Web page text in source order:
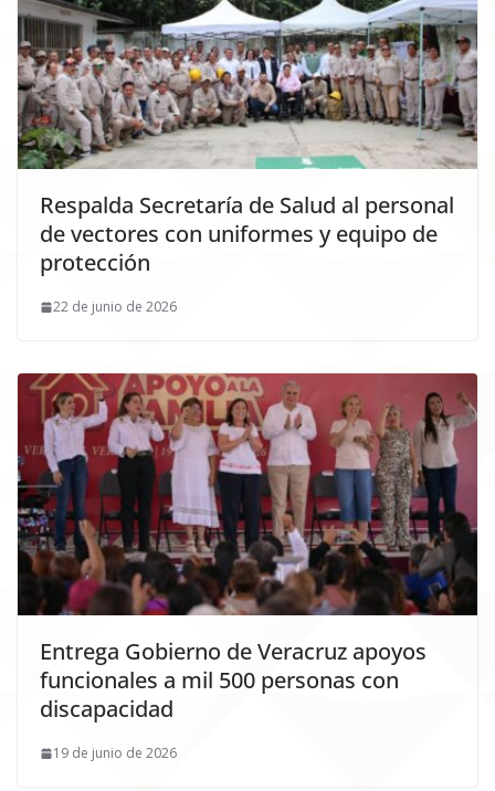
Respalda Secretaría de Salud al personal
de vectores con uniformes y equipo de
protección
22 de junio de 2026
Entrega Gobierno de Veracruz apoyos
funcionales a mil 500 personas con
discapacidad
19 de junio de 2026